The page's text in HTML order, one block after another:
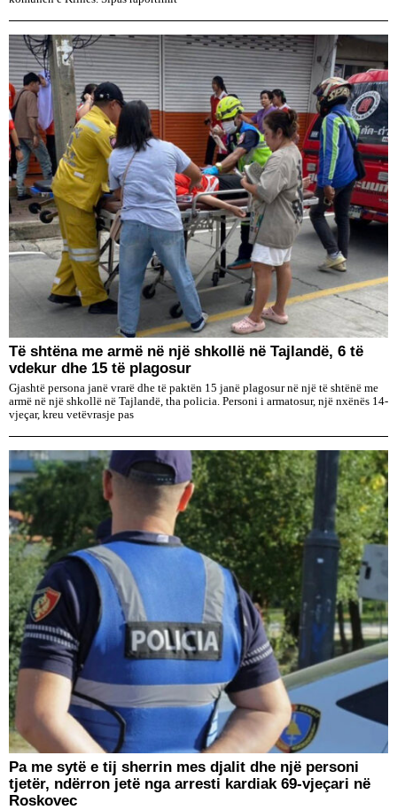
Të shtëna me armë në një shkollë në Tajlandë, 6 të
vdekur dhe 15 të plagosur
Gjashtë persona janë vrarë dhe të paktën 15 janë plagosur në një të shtënë me
armë në një shkollë në Tajlandë, tha policia. Personi i armatosur, një nxënës 14-
vjeçar, kreu vetëvrasje pas
Pa me sytë e tij sherrin mes djalit dhe një personi
tjetër, ndërron jetë nga arresti kardiak 69-vjeçari në
Roskovec